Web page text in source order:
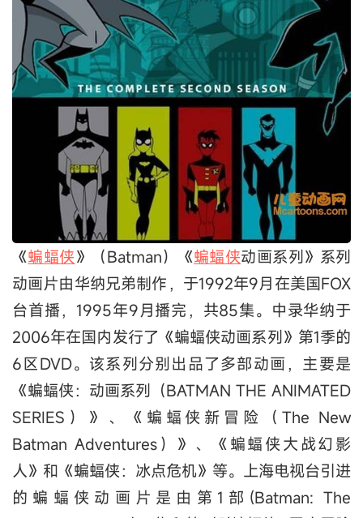
《蝙蝠侠》（Batman）《蝙蝠侠动画系列》系列
动画片由华纳兄弟制作，于1992年9月在美国FOX
台首播，1995年9月播完，共85集。中录华纳于
2006年在国内发行了《蝙蝠侠动画系列》第1季的
6区DVD。该系列分别出品了多部动画，主要是
《蝙蝠侠：动画系列（BATMAN THE ANIMATED
SERIES）》、《蝙蝠侠新冒险（The New
Batman Adventures）》、《蝙蝠侠大战幻影
人》和《蝙蝠侠：冰点危机》等。上海电视台引进
的蝙蝠侠动画片是由第1部(Batman: The